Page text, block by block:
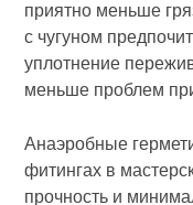
приятно меньше
с чугуном
уплотнение
меньше проблем
Анаэробные
фитингах в
прочность и